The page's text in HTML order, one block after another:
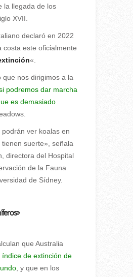
la llegada de los
XVII.
declaró en 2022
costa este oficialmente
«.
que nos dirigimos a la
podremos dar marcha
es demasiado
ver koalas en
suerte», señala
directora del Hospital
de la Fauna
de Sídney.
que Australia
índice de extinción de
, y que en los